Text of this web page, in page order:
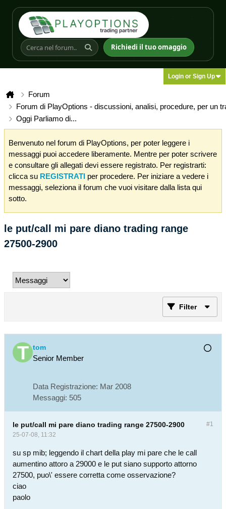
Richiedi il tuo omaggio
Login or Sign Up
Forum
Forum di PlayOptions - discussioni, analisi, procedure, per un
Oggi Parliamo di...
Benvenuto nel forum di PlayOptions, per poter leggere i
messaggi puoi accedere liberamente. Mentre per poter scrivere
e consultare gli allegati devi essere registrato. Per registrarti:
clicca su REGISTRATI per procedere. Per iniziare a vedere i
messaggi, seleziona il forum che vuoi visitare dalla lista qui
sotto.
le put/call mi pare diano trading range
27500-2900
Filter
tom
Senior Member
Data Registrazione: Mar 2008
Messaggi: 505
#1
le put/call mi pare diano trading range 27500-2900
25-07-08, 11:32
su sp mib; leggendo il chart della play mi pare che le call
aumentino attoro a 29000 e le put siano supporto attorno
27500, puo\' essere corretta come osservazione?
ciao
paolo